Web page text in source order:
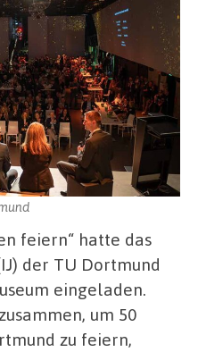
feiern“ hatte das
der TU Dortmund
eingeladen.
um 50
zu feiern,